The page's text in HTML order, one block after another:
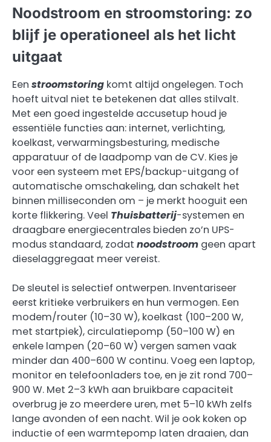
Noodstroom en stroomstoring: zo
blijf je operationeel als het licht
uitgaat
Een stroomstoring komt altijd ongelegen. Toch
hoeft uitval niet te betekenen dat alles stilvalt.
Met een goed ingestelde accusetup houd je
essentiële functies aan: internet, verlichting,
koelkast, verwarmingsbesturing, medische
apparatuur of de laadpomp van de CV. Kies je
voor een systeem met EPS/backup-uitgang of
automatische omschakeling, dan schakelt het
binnen milliseconden om – je merkt hooguit een
korte flikkering. Veel Thuisbatterij-systemen en
draagbare energiecentrales bieden zo’n UPS-
modus standaard, zodat noodstroom geen apart
dieselaggregaat meer vereist.
De sleutel is selectief ontwerpen. Inventariseer
eerst kritieke verbruikers en hun vermogen. Een
modem/router (10–30 W), koelkast (100–200 W,
met startpiek), circulatiepomp (50–100 W) en
enkele lampen (20–60 W) vergen samen vaak
minder dan 400–600 W continu. Voeg een laptop,
monitor en telefoonladers toe, en je zit rond 700–
900 W. Met 2–3 kWh aan bruikbare capaciteit
overbrug je zo meerdere uren, met 5–10 kWh zelfs
lange avonden of een nacht. Wil je ook koken op
inductie of een warmtepomp laten draaien, dan